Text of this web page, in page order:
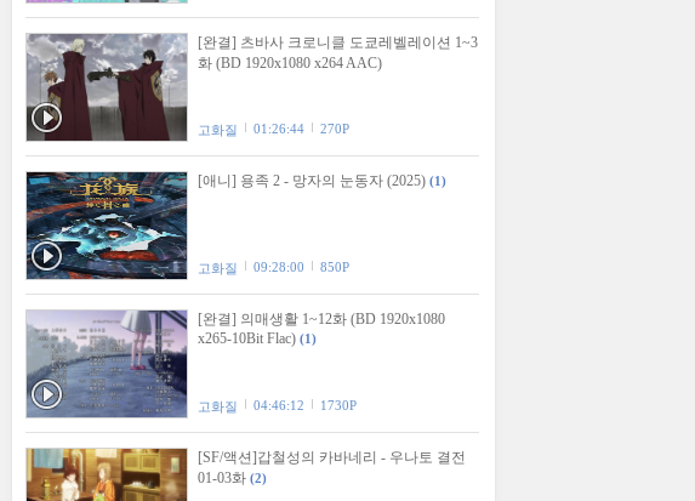
[완결] 츠바사 크로니클 도쿄레벨레이션 1~3
화 (BD 1920x1080 x264 AAC)
고화질 01:26:44 270P
[애니] 용족 2 - 망자의 눈동자 (2025) (1)
고화질 09:28:00 850P
[완결] 의매생활 1~12화 (BD 1920x1080
x265-10Bit Flac) (1)
고화질 04:46:12 1730P
[SF/액션]갑철성의 카바네리 - 우나토 결전
01-03화 (2)